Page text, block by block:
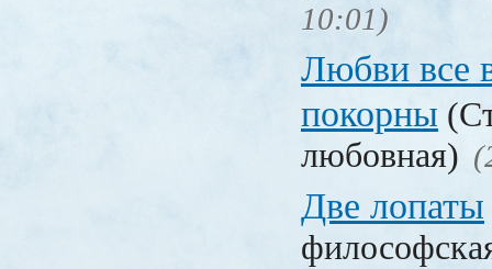
10:01)
Любви все
покорны
любовная)
Две лопаты